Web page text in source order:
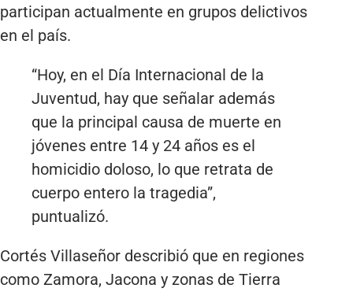
participan actualmente en grupos delictivos
en el país.
“Hoy, en el Día Internacional de la
Juventud, hay que señalar además
que la principal causa de muerte en
jóvenes entre 14 y 24 años es el
homicidio doloso, lo que retrata de
cuerpo entero la tragedia”,
puntualizó.
Cortés Villaseñor describió que en regiones
como Zamora, Jacona y zonas de Tierra